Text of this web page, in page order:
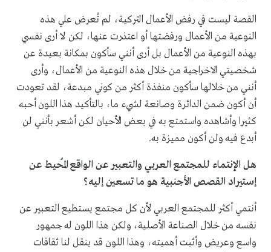
القصة ليست في رفض الأعمال التركية، لم تُعرض علي هذه
النوعية من الأعمال ورفضتها أو اعتذرت عنها، لكن لا أرى نفسي
بهذه النوعية من الأعمال بل أرى أنني سأكون بمكانة بعيدة عن
شخصيتي الاخراجية من خلال هذه النوعية من الأعمال، وأرى
أنني من خلالها سأكون منفذة أكثر من كوني مبدعة، لقد تعودت
أن أكون ضمن الدائرة وصانعة لشيء ما، بالتأكيد هذا اللون أحبه
كثيرا وأشاهده واستمتع به في بعض الأحيان لكن أشعر بأنني لن
أبدع فيه ولن أكون مميزة به.
هل الإنتماء للمجتمع العربي والتعبير عن الواقع المُحيط عن
إستيراد القصص الأجنبية هو ما تسعين إليه؟
أنتمي أكثر للمجتمع العربي لأن كل مجتمع يستطيع التعبير عن
نفسه من خلال الصناعة الأصلية، ولكن هذا اللون له جمهور
واسع وعريض وأثبت أهميته، وهذا اللون قد ينقل لنا ثقافات